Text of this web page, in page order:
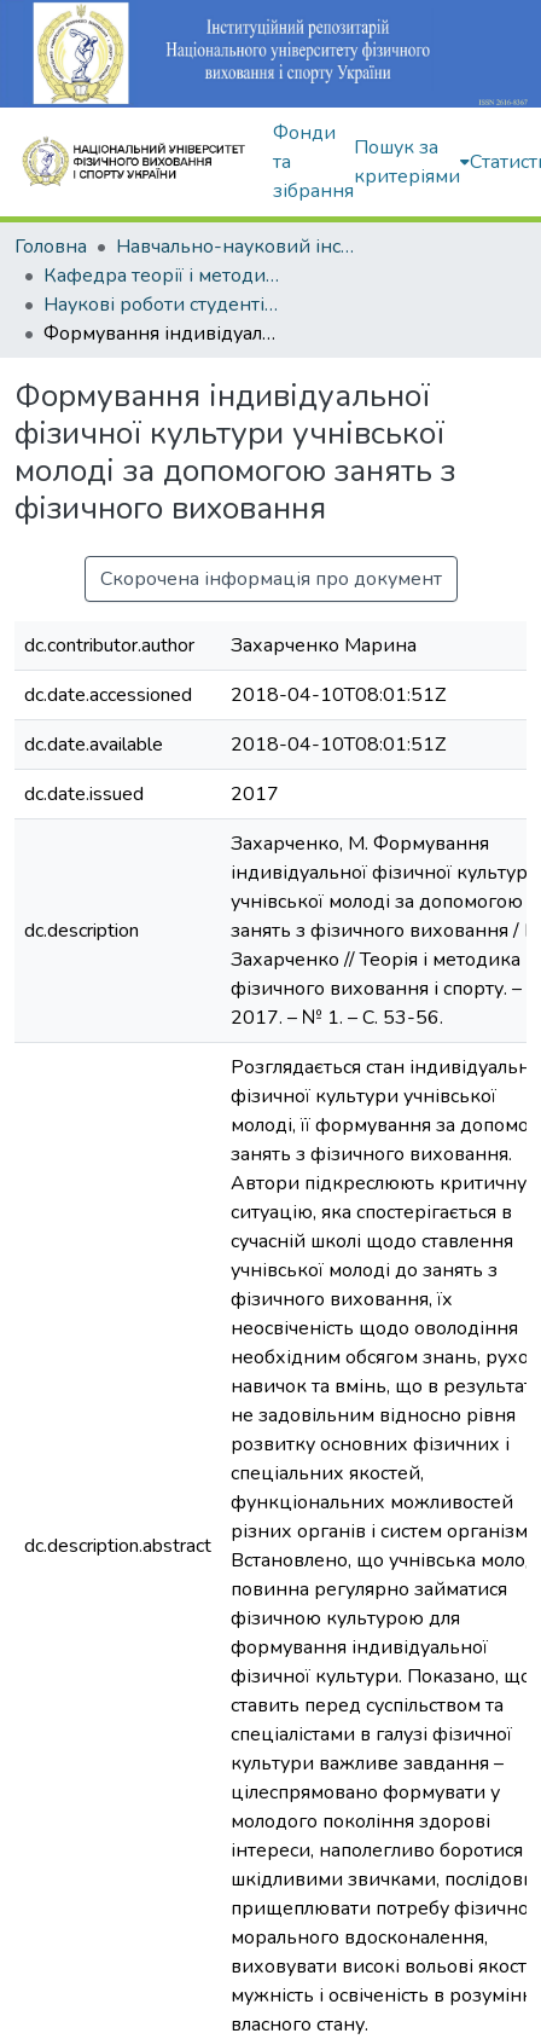
Фонди
та
зібрання
Пошук за
критеріями
Головна
Навчально-науковий інститут здоров'я, реабілітації та фізичного виховання
Кафедра теорії і методики фізичного виховання
Наукові роботи студентів і аспірантів
Формування індивідуальної фізичної культури учнівської молоді за допомогою занять з фізичного виховання
Формування індивідуальної
фізичної культури учнівської
молоді за допомогою занять з
фізичного виховання
Скорочена інформація про документ
dc.contributor.author
Захарченко Марина
dc.date.accessioned
2018-04-10T08:01:51Z
dc.date.available
2018-04-10T08:01:51Z
dc.date.issued
2017
dc.description
Захарченко, М. Формування
індивідуальної фізичної культури
учнівської молоді за допомогою
занять з фізичного виховання /
Захарченко // Теорія і методика
фізичного виховання і спорту. –
2017. – № 1. – С. 53-56.
dc.description.abstract
Розглядається стан
фізичної культури учнівської
молоді, її формування за
занять з фізичного виховання.
Автори підкреслюють критичну
ситуацію, яка спостерігається в
сучасній школі щодо ставлення
учнівської молоді до занять з
фізичного виховання, їх
неосвіченість щодо оволодіння
необхідним обсягом знань,
навичок та вмінь, що в
не задовільним відносно рівня
розвитку основних фізичних і
спеціальних якостей,
функціональних можливостей
різних органів і систем організму.
Встановлено, що учнівська
повинна регулярно займатися
фізичною культурою для
формування індивідуальної
фізичної культури. Показано, що
ставить перед суспільством та
спеціалістами в галузі фізичної
культури важливе завдання –
цілеспрямовано формувати у
молодого покоління здорові
інтереси, наполегливо боротися з
шкідливими звичками,
прищеплювати потребу
морального вдосконалення,
виховувати високі вольові якості,
мужність і освіченість в розумінні
власного стану.